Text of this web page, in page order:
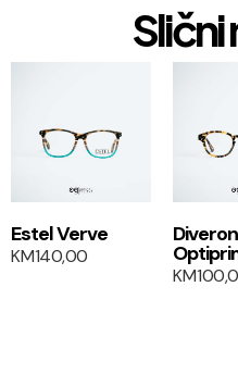
Estel Verve
KM140,00
KM